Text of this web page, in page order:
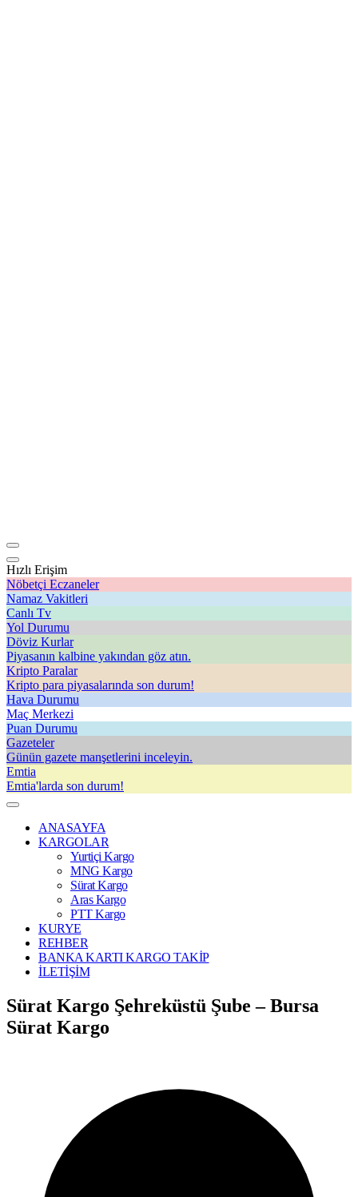
Hızlı Erişim
Nöbetçi Eczaneler
Namaz Vakitleri
Canlı Tv
Yol Durumu
Döviz Kurlar
Piyasanın kalbine yakından göz atın.
Kripto Paralar
Kripto para piyasalarında son durum!
Hava Durumu
Maç Merkezi
Puan Durumu
Gazeteler
Günün gazete manşetlerini inceleyin.
Emtia
Emtia'larda son durum!
ANASAYFA
KARGOLAR
Yurtiçi Kargo
MNG Kargo
Sürat Kargo
Aras Kargo
PTT Kargo
KURYE
REHBER
BANKA KARTI KARGO TAKİP
İLETİŞİM
Sürat Kargo Şehreküstü Şube – Bursa
Sürat Kargo